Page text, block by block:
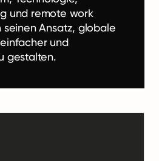
und remote work
Ansatz, globale
und
gestalten.